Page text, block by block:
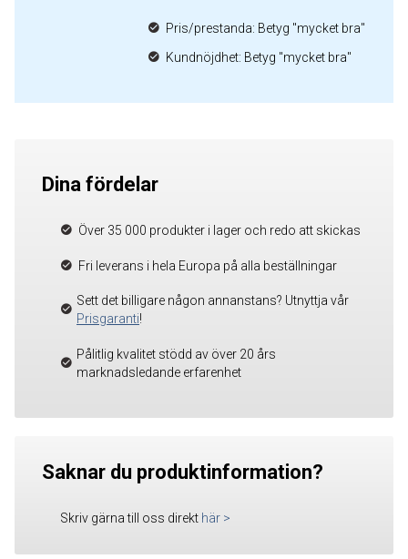
Pris/prestanda: Betyg "mycket bra"
Kundnöjdhet: Betyg "mycket bra"
Dina fördelar
Över 35 000 produkter i lager och redo att skickas
Fri leverans i hela Europa på alla beställningar
Sett det billigare någon annanstans? Utnyttja vår
Prisgaranti!
Pålitlig kvalitet stödd av över 20 års
marknadsledande erfarenhet
Saknar du produktinformation?
Skriv gärna till oss direkt här >